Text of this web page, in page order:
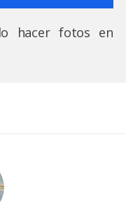
hacer fotos en